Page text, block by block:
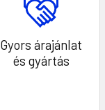
Gyors árajánlat
és gyártás